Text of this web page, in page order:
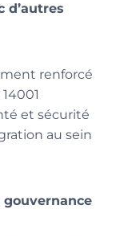
d’autres
renforcé
et sécurité
au sein
gouvernance